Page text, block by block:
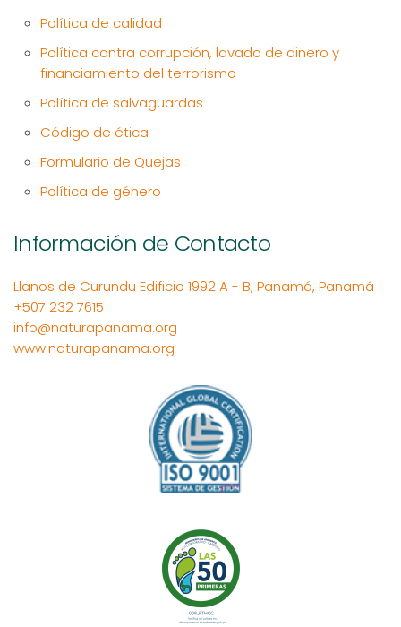
Política de calidad
Política contra corrupción, lavado de dinero y
financiamiento del terrorismo
Política de salvaguardas
Código de ética
Formulario de Quejas
Política de género
Información de Contacto
Llanos de Curundu Edificio 1992 A - B, Panamá, Panamá
+507 232 7615
info@naturapanama.org
www.naturapanama.org